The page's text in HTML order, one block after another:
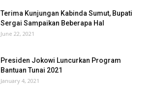
Terima Kunjungan Kabinda Sumut, Bupati
Sergai Sampaikan Beberapa Hal
June 22, 2021
Presiden Jokowi Luncurkan Program
Bantuan Tunai 2021
January 4, 2021